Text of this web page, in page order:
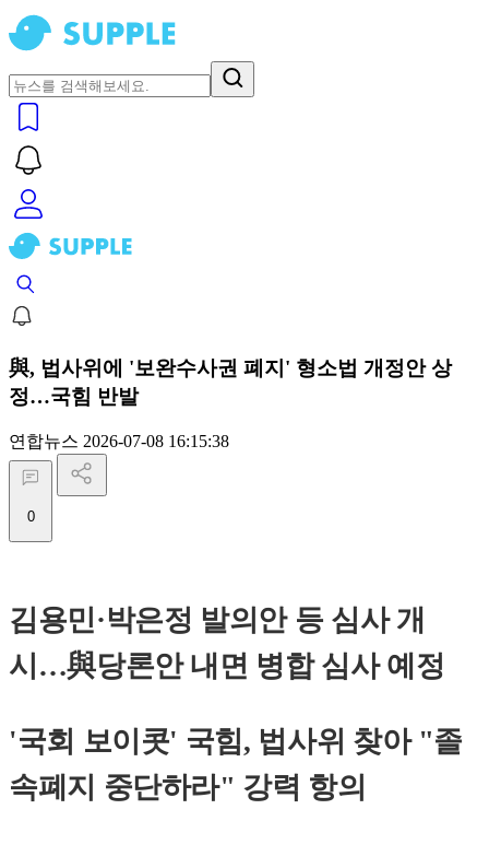
與, 법사위에 '보완수사권 폐지' 형소법 개정안 상
정…국힘 반발
연합뉴스 2026-07-08 16:15:38
0
김용민·박은정 발의안 등 심사 개
시…與당론안 내면 병합 심사 예정
'국회 보이콧' 국힘, 법사위 찾아 "졸
속폐지 중단하라" 강력 항의